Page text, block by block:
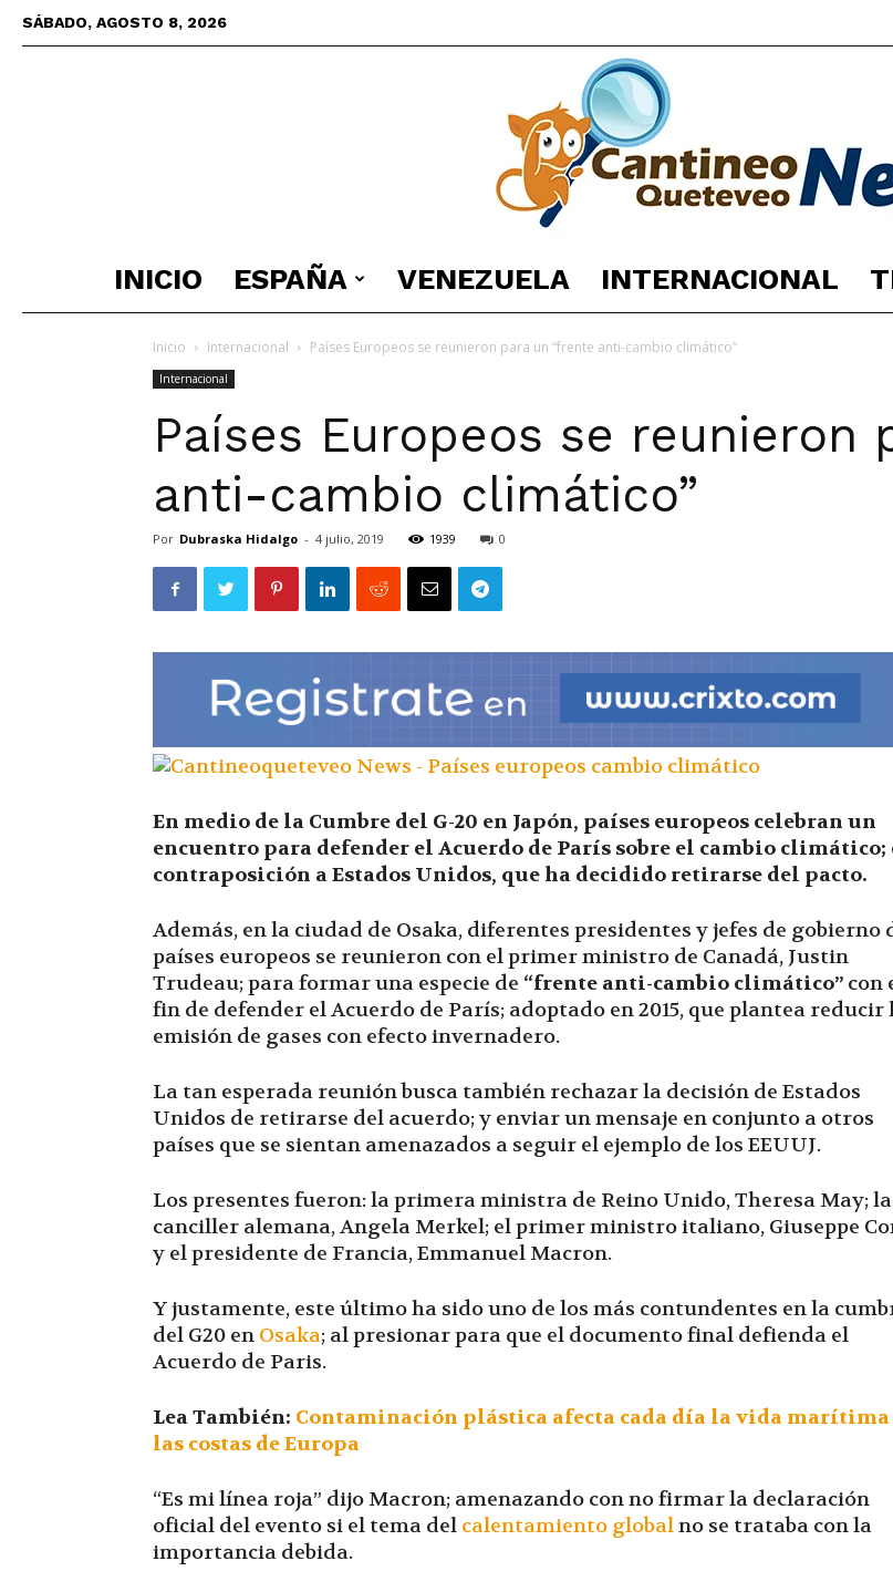
SÁBADO, AGOSTO 8, 2026
España
|
INICIO ESPAÑA VENEZUELA INTERNACIONAL
Inicio Internacional Países Europeos se reunieron para un “frente anti-cambio climático”
Internacional
Países Europeos se reunieron
anti-cambio climático”
Por Dubraska Hidalgo - 4 julio, 2019 1939 0
En medio de la Cumbre del G-20 en Japón, países europeos celebran un
encuentro para defender el Acuerdo de París sobre el cambio climático;
contraposición a Estados Unidos, que ha decidido retirarse del pacto.
Además, en la ciudad de Osaka, diferentes presidentes y jefes de gobierno
países europeos se reunieron con el primer ministro de Canadá, Justin
Trudeau; para formar una especie de “frente anti-cambio climático” con
fin de defender el Acuerdo de París; adoptado en 2015, que plantea reducir
emisión de gases con efecto invernadero.
La tan esperada reunión busca también rechazar la decisión de Estados
Unidos de retirarse del acuerdo; y enviar un mensaje en conjunto a otros
países que se sientan amenazados a seguir el ejemplo de los EEUUJ.
Los presentes fueron: la primera ministra de Reino Unido, Theresa May; la
canciller alemana, Angela Merkel; el primer ministro italiano, Giuseppe
y el presidente de Francia, Emmanuel Macron.
Y justamente, este último ha sido uno de los más contundentes en la
del G20 en Osaka; al presionar para que el documento final defienda el
Acuerdo de Paris.
Lea También: Contaminación plástica afecta cada día la vida marítima
las costas de Europa
“Es mi línea roja” dijo Macron; amenazando con no firmar la declaración
oficial del evento si el tema del calentamiento globalno se trataba con la
importancia debida.